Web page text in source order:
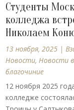
Студенты
колледжа
Николаем
13 ноября, 2025 |
Новости,Новости
благочиние
12 ноября 2025
колледже